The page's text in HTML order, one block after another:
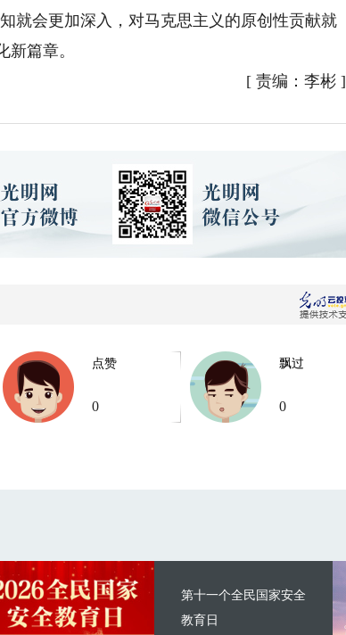
就会更加深入，对马克思主义的原创性贡献就
篇章。
[ 责编：李彬]
点赞
0
飘过
0
第十一个全民国家安全
教育日